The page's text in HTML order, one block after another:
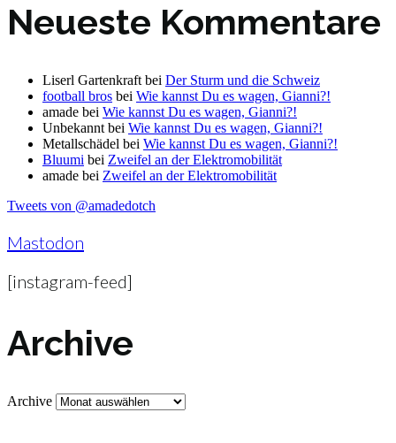
Neueste Kommentare
Liserl Gartenkraftbei Der Sturm und die Schweiz
football bros bei Wie kannst Du es wagen, Gianni?!
amade bei Wie kannst Du es wagen, Gianni?!
Unbekanntbei Wie kannst Du es wagen, Gianni?!
Metallschädel bei Wie kannst Du es wagen, Gianni?!
Bluumi bei Zweifel an der Elektromobilität
amade bei Zweifel an der Elektromobilität
Tweets von @amadedotch
Mastodon
[instagram-feed]
Archive
Archive